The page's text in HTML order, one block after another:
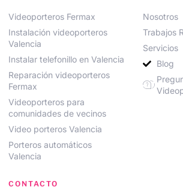
Videoporteros Fermax
Instalación videoporteros
Valencia
Instalar telefonillo en Valencia
Reparación videoporteros
Fermax
Videoporteros para
comunidades de vecinos
Video porteros Valencia
Porteros automáticos
Valencia
Nosotros
Trabajos
Servicios
Blog
CONTACTO